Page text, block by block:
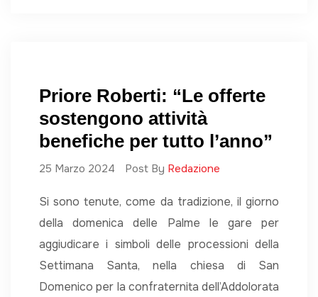
Priore Roberti: “Le offerte
sostengono attività
benefiche per tutto l’anno”
25 Marzo 2024 Post By Redazione
Si sono tenute, come da tradizione, il giorno
della domenica delle Palme le gare per
aggiudicare i simboli delle processioni della
Settimana Santa, nella chiesa di San
Domenico per la confraternita dell’Addolorata